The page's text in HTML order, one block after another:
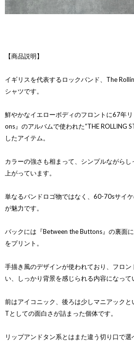
【商品説明】
イギリスを代表するロックバンド、The
シャツです。
鮮やかなイエローボディのフロントに67年
ons』のアルバムで使われた“THE ROLLING
したアイテム。
カラーの強さも相まって、シンプルながら
上がっています。
単なるバンドロゴ物ではなく、60-70sサイ
が魅力です。
バックには『Between the Buttons』の裏面
をプリント。
手描き風のデザインが使われており、フロ
い、しっかり背景を感じられる内容になって
前はアイコニック、後ろは少しマニアック
Tとしての面白さが詰まった個体です。
リップアンドタン系とはまた違う切り口で